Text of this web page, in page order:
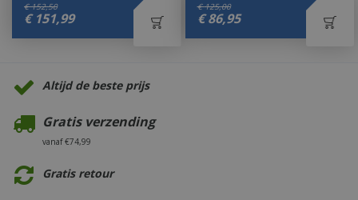
€ 152,50
€ 151,99
€ 125,00
€ 86,95
Altijd de beste prijs
Gratis verzending
vanaf €74,99
Gratis retour